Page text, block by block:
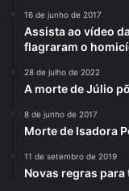
16 de junho de 2017
Assista ao vídeo
flagraram o
28 de julho de 2022
A morte de Júlio
8 de junho de 2017
Morte de Isadora
11 de setembro de 2019
Novas regras